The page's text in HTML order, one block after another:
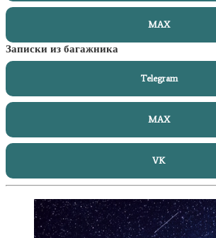
MAX
Записки из багажника
Telegram
MAX
VK